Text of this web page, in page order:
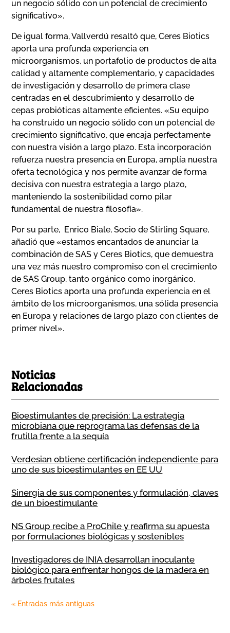
un negocio sólido con un potencial de crecimiento
significativo».
De igual forma, Vallverdú resaltó que, Ceres Biotics
aporta una profunda experiencia en
microorganismos, un portafolio de productos de alta
calidad y altamente complementario, y capacidades
de investigación y desarrollo de primera clase
centradas en el descubrimiento y desarrollo de
cepas probióticas altamente eficientes. «Su equipo
ha construido un negocio sólido con un potencial de
crecimiento significativo, que encaja perfectamente
con nuestra visión a largo plazo. Esta incorporación
refuerza nuestra presencia en Europa, amplía nuestra
oferta tecnológica y nos permite avanzar de forma
decisiva con nuestra estrategia a largo plazo,
manteniendo la sostenibilidad como pilar
fundamental de nuestra filosofía».
Por su parte, Enrico Biale, Socio de Stirling Square,
añadió que «estamos encantados de anunciar la
combinación de SAS y Ceres Biotics, que demuestra
una vez más nuestro compromiso con el crecimiento
de SAS Group, tanto orgánico como inorgánico.
Ceres Biotics aporta una profunda experiencia en el
ámbito de los microorganismos, una sólida presencia
en Europa y relaciones de largo plazo con clientes de
primer nivel».
Noticias
Relacionadas
Bioestimulantes de precisión: La estrategia
microbiana que reprograma las defensas de la
frutilla frente a la sequía
Verdesian obtiene certificación independiente para
uno de sus bioestimulantes en EE UU
Sinergia de sus componentes y formulación, claves
de un bioestimulante
NS Group recibe a ProChile y reafirma su apuesta
por formulaciones biológicas y sostenibles
Investigadores de INIA desarrollan inoculante
biológico para enfrentar hongos de la madera en
árboles frutales
« Entradas más antiguas